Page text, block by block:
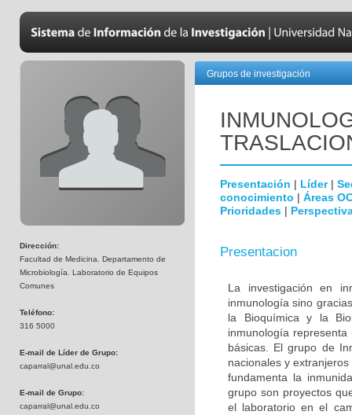
Dirección:
Facultad de Medicina. Departamento de
Microbiología. Laboratorio de Equipos
Comunes
Teléfono:
316 5000
E-mail de Líder de Grupo:
caparral@unal.edu.co
E-mail de Grupo:
caparral@unal.edu.co
Grupos de investigación
Presentación | Líder|
conocimiento | Áreas
Prioridades |
Presentacion
La investigación en
inmunología sino
la Bioquímica y la
inmunología
básicas. El grupo de
nacionales y
fundamenta la
grupo son proyectos
el laboratorio en el